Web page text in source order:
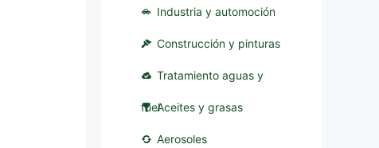
Industria y automoción
Construcción y pinturas
Tratamiento aguas y
fuelAceites y grasas
Aerosoles